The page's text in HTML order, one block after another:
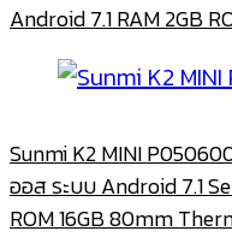
Android 7.1 RAM 2GB
Sunmi K2 MINI
ออส ระบบ Android 7.1
ROM 16GB 80mm